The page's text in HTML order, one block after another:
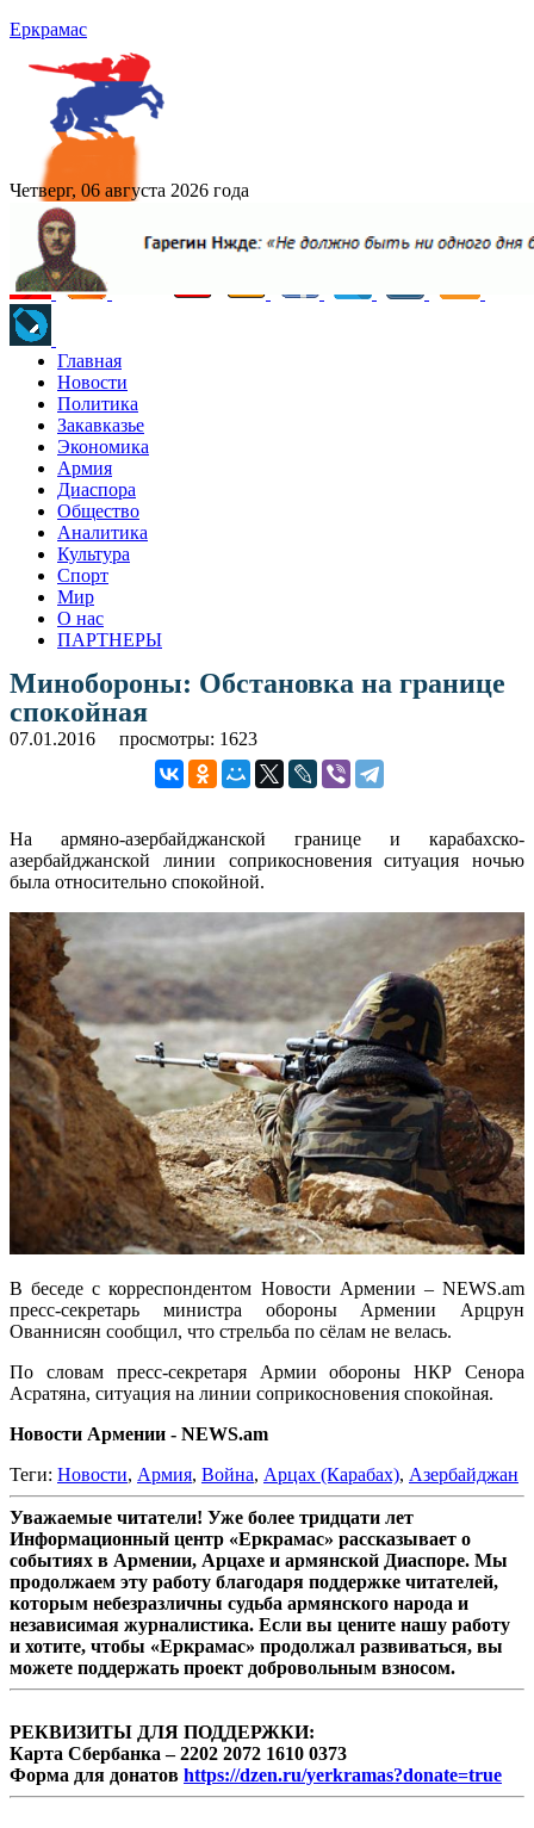
Еркрамас
Четверг, 06 августа 2026 года
Главная
Новости
Политика
Закавказье
Экономика
Армия
Диаспора
Общество
Аналитика
Культура
Спорт
Мир
О нас
ПАРТНЕРЫ
Минобороны: Обстановка на границе
спокойная
07.01.2016 просмотры: 1623
На армяно-азербайджанской границе и карабахско-
азербайджанской линии соприкосновения ситуация ночью
была относительно спокойной.
В беседе с корреспондентом Новости Армении – NEWS.am
пресс-секретарь министра обороны Армении Арцрун
Ованнисян сообщил, что стрельба по сёлам не велась.
По словам пресс-секретаря Армии обороны НКР Сенора
Асратяна, ситуация на линии соприкосновения спокойная.
Новости Армении - NEWS.am
Теги: Новости, Армия, Война, Арцах (Карабах), Азербайджан
Уважаемые читатели! Уже более тридцати лет
Информационный центр «Еркрамас» рассказывает о
событиях в Армении, Арцахе и армянской Диаспоре. Мы
продолжаем эту работу благодаря поддержке читателей,
которым небезразличны судьба армянского народа и
независимая журналистика. Если вы цените нашу работу
и хотите, чтобы «Еркрамас» продолжал развиваться, вы
можете поддержать проект добровольным взносом.
РЕКВИЗИТЫ ДЛЯ ПОДДЕРЖКИ:
Карта Сбербанка – 2202 2072 1610 0373
Форма для донатов https://dzen.ru/yerkramas?donate=true